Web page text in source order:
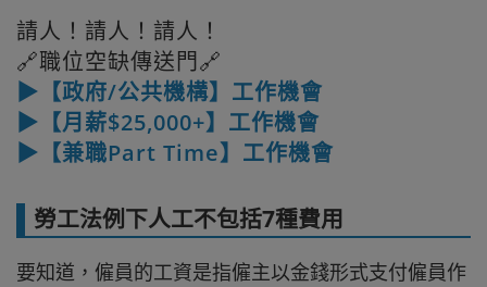
請人！請人！請人！
🔗職位空缺傳送門🔗
▶【政府/公共機構】工作機會
▶【月薪$25,000+】工作機會
▶【兼職Part Time】工作機會
勞工法例下人工不包括7種費用
要知道，僱員的工資是指僱主以金錢形式支付僱員作